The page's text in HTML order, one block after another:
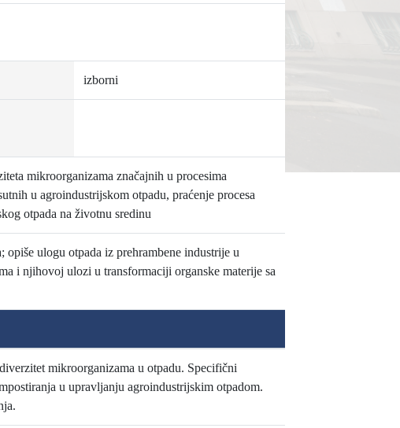
izborni
mikroorganizama značajnih u procesima
u agroindustrijskom otpadu, praćenje procesa
otpada na životnu sredinu
opiše ulogu otpada iz prehrambene industrije u
i njihovoj ulozi u transformaciji organske materije sa
mikroorganizama u otpadu. Specifični
u upravljanju agroindustrijskim otpadom.